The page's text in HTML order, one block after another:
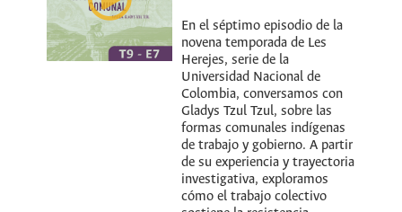
En el séptimo episodio de la
novena temporada de Les
Herejes, serie de la
Universidad Nacional de
Colombia, conversamos con
Gladys Tzul Tzul, sobre las
formas comunales indígenas
de trabajo y gobierno. A partir
de su experiencia y trayectoria
investigativa, exploramos
cómo el trabajo colectivo